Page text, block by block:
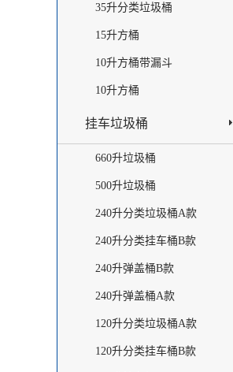
35升分类垃圾桶
15升方桶
10升方桶带漏斗
10升方桶
挂车垃圾桶
660升垃圾桶
500升垃圾桶
240升分类垃圾桶A款
240升分类挂车桶B款
240升弹盖桶B款
240升弹盖桶A款
120升分类垃圾桶A款
120升分类挂车桶B款